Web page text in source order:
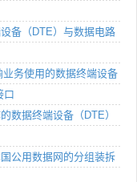
备（DTE）与数据电路
务使用的数据终端设备
口
数据终端设备（DTE）
公用数据网的分组装拆